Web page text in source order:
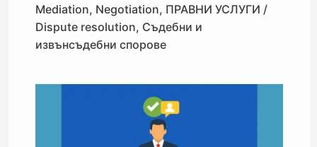
Mediation, Negotiation, ПРАВНИ УСЛУГИ /
Dispute resolution, Съдебни и
извънсъдебни спорове